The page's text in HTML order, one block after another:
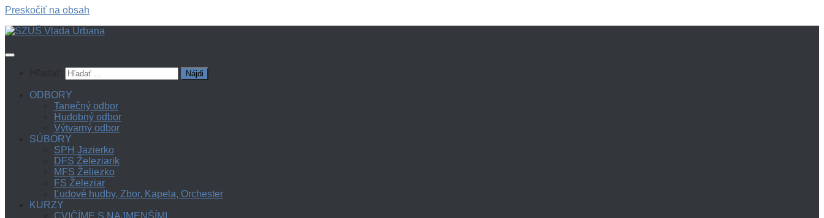
Preskočiť na obsah
ODBORY
Tanečný odbor
Hudobný odbor
Výtvarný odbor
SÚBORY
SPH Jazierko
DFS Železiarik
MFS Želiezko
FS Železiar
Ľudové hudby, Zbor, Kapela, Orchester
KURZY
CVIČÍME S NAJMENŠÍMI